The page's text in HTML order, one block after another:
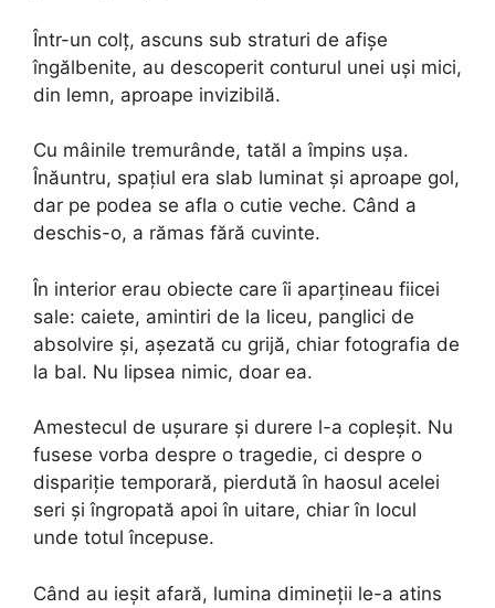
Într-un colț, ascuns sub straturi de afișe
îngălbenite, au descoperit conturul unei uși mici,
din lemn, aproape invizibilă.
Cu mâinile tremurânde, tatăl a împins ușa.
Înăuntru, spațiul era slab luminat și aproape gol,
dar pe podea se afla o cutie veche. Când a
deschis-o, a rămas fără cuvinte.
În interior erau obiecte care îi aparțineau fiicei
sale: caiete, amintiri de la liceu, panglici de
absolvire și, așezată cu grijă, chiar fotografia de
la bal. Nu lipsea nimic, doar ea.
Amestecul de ușurare și durere l-a copleșit. Nu
fusese vorba despre o tragedie, ci despre o
dispariție temporară, pierdută în haosul acelei
seri și îngropată apoi în uitare, chiar în locul
unde totul începuse.
Când au ieșit afară, lumina dimineții le-a atins